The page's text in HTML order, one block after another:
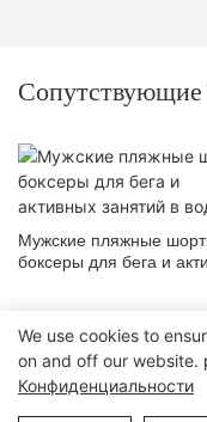
Сопутствующие
Мужские пляжные
боксеры для бега и
Авторские права © 2024
We use cookies to
on and off our website.
Конфиденциальности